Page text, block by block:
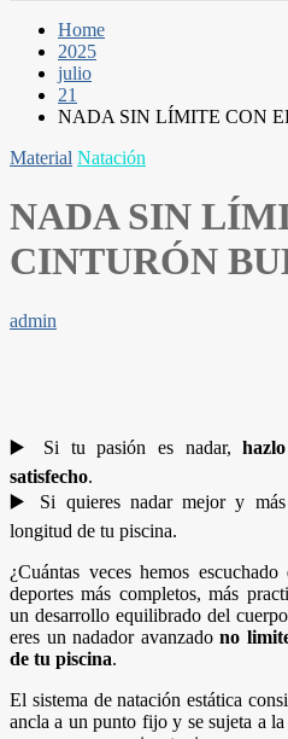
Home
2025
julio
21
NADA SIN LÍMITE CON
Material Natación
NADA SIN
CINTURÓN
admin
▶️ Si tu pasión es nadar,
satisfecho.
▶️ Si quieres nadar mejor y
longitud de tu piscina.
¿Cuántas veces hemos
deportes más completos, más
un desarrollo equilibrado del
eres un nadador avanzadono
de tu piscina.
El sistema de natación estática
ancla a un punto fijo y se sujeta a